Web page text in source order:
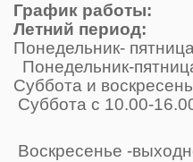
График
Летний период:
Понедельник-
Понедельник-
Суббота и
Суббота с 10.00-
Воскресенье -